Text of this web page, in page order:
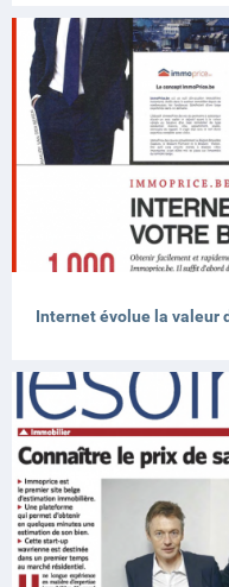
Internet évolue la valeur